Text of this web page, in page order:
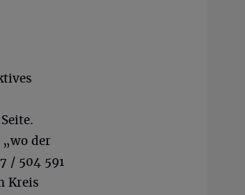
der
/ 504 591
Kreis